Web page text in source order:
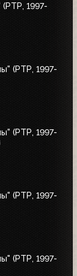
(РТР, 1997-
(РТР, 1997-
(РТР, 1997-
(РТР, 1997-
(РТР, 1997-